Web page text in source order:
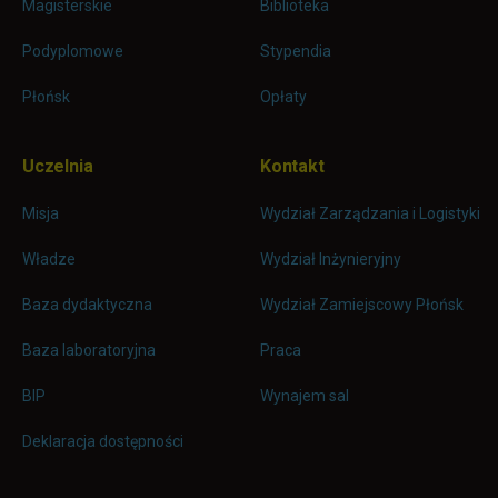
Magisterskie
Podyplomowe
Płońsk
Biblioteka
Stypendia
Opłaty
Uczelnia
Misja
Władze
Baza dydaktyczna
Baza laboratoryjna
BIP
Deklaracja dostępności
Kontakt
Wydział Zarządzania i Logistyki
Wydział Inżynieryjny
Wydział Zamiejscowy Płońsk
Praca
Wynajem sal